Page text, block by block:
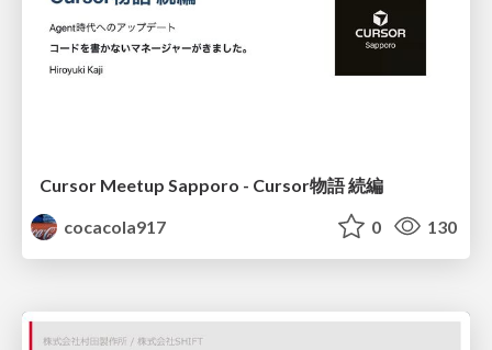
Cursor Meetup Sapporo - Cursor物語 続編
cocacola917
0 130